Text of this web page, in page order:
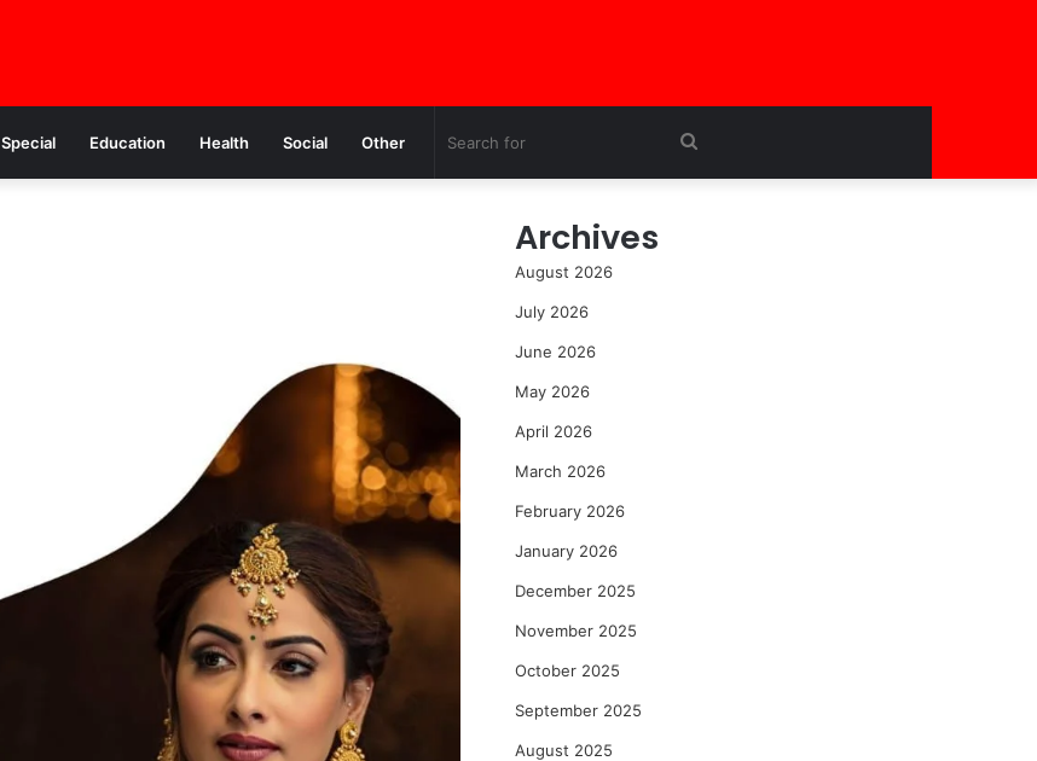
Special Education Health Social Other
Archives
August 2026
July 2026
June 2026
May 2026
April 2026
March 2026
February 2026
January 2026
December 2025
November 2025
October 2025
September 2025
August 2025